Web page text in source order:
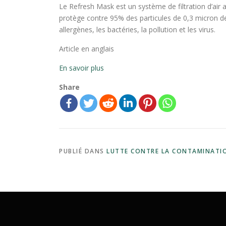
Le Refresh Mask est un système de filtration
protège contre 95% des particules de 0,3 micron
allergènes, les bactéries, la pollution et les virus.
Article en anglais
En savoir plus
Share
PUBLIÉ DANS LUTTE CONTRE LA